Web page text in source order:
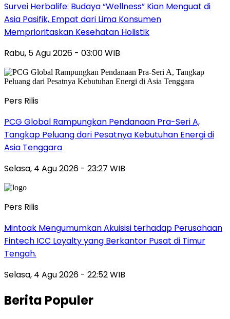
Survei Herbalife: Budaya “Wellness” Kian Menguat di
Asia Pasifik, Empat dari Lima Konsumen
Memprioritaskan Kesehatan Holistik
Rabu, 5 Agu 2026 - 03:00 WIB
Pers Rilis
PCG Global Rampungkan Pendanaan Pra-Seri A,
Tangkap Peluang dari Pesatnya Kebutuhan Energi di
Asia Tenggara
Selasa, 4 Agu 2026 - 23:27 WIB
Pers Rilis
Mintoak Mengumumkan Akuisisi terhadap Perusahaan
Fintech ICC Loyalty yang Berkantor Pusat di Timur
Tengah.
Selasa, 4 Agu 2026 - 22:52 WIB
Berita Populer